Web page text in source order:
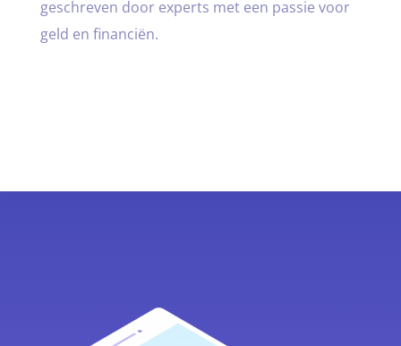
geschreven door experts met een passie voor
geld en financiën.